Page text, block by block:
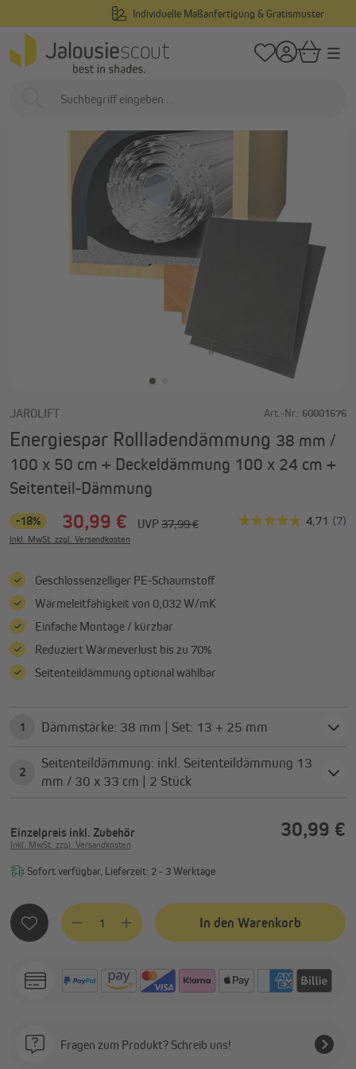
Individuelle Maßanfertigung & Gratismuster
Startseite
JAROLIFT Art.-Nr.: 60001676
Energiespar Rollladendämmung 38 mm /
100 x 50 cm + Deckeldämmung 100 x 24 cm +
Seitenteil-Dämmung
-18% 30,99 € UVP 37,99 €
Inkl. MwSt. zzgl. Versandkosten
Geschlossenzelliger PE-Schaumstoff
Wärmeleitfähigkeit von 0,032 W/mK
Einfache Montage / kürzbar
Reduziert Wärmeverlust bis zu 70%
Seitenteildämmung optional wählbar
1 Dämmstärke: 38 mm | Set: 13 + 25 mm
2
Seitenteildämmung: inkl. Seitenteildämmung 13
mm / 30 x 33 cm | 2 Stück
Einzelpreis inkl. Zubehör 30,99 €
Inkl. MwSt. zzgl. Versandkosten
Sofort verfügbar, Lieferzeit: 2 - 3 Werktage
Produkt Anzahl: Gib den gewünschten Wert ein oder
In den Warenkorb
Fragen zum Produkt? Schreib uns!